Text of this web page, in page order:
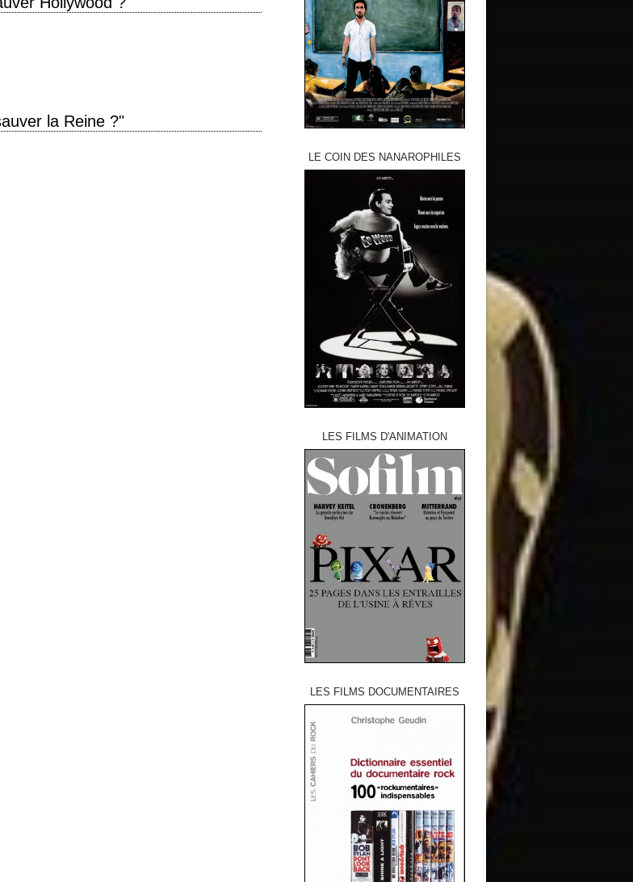
la Reine ?"
LE COIN DES NANAROPHILES
LES FILMS D'ANIMATION
LES FILMS DOCUMENTAIRES